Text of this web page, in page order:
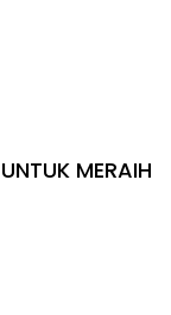
MERAIH